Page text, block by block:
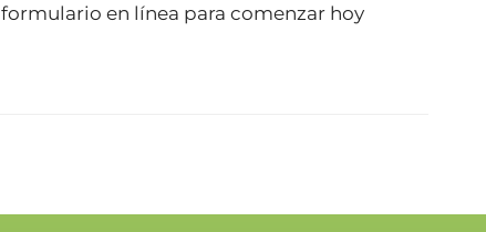
formulario en línea para comenzar hoy